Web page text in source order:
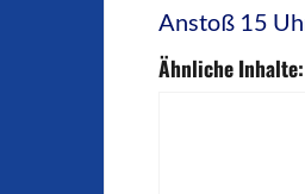
Anstoß 15
Ähnliche Inhalte: